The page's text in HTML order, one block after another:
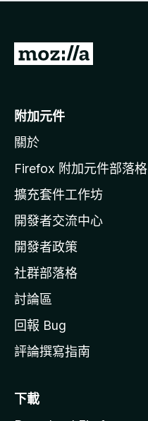
有
前
o
i
l
a
官
網
附加元件
關於
Firefox 附加元件部落格
擴充套件工作坊
開發者交流中心
開發者政策
社群部落格
討論區
回報 Bug
評論撰寫指南
下載